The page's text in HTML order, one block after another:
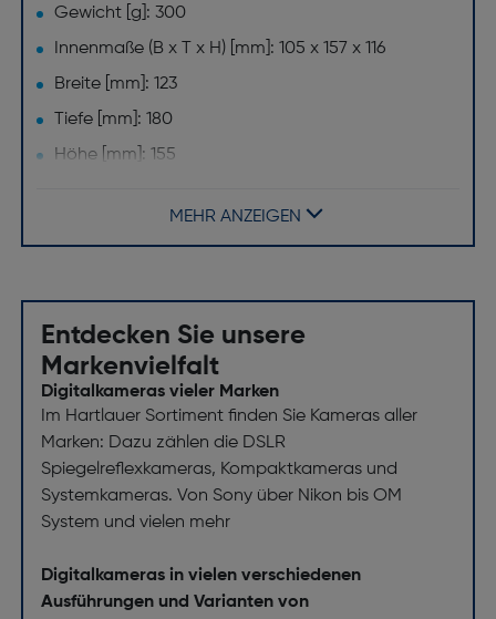
Gewicht [g]: 300
Innenmaße (B x T x H) [mm]: 105 x 157 x 116
Breite [mm]: 123
Tiefe [mm]: 180
Höhe [mm]: 155
Kompatibilität: Rebel T5i
Markenkompatibilität: Canon
Sonstige Funktionen
Tragestil: Schulterriemen
MEHR ANZEIGEN
Entdecken Sie unsere
Markenvielfalt
Digitalkameras vieler Marken
Im Hartlauer Sortiment finden Sie Kameras aller
Marken: Dazu zählen die DSLR
Spiegelreflexkameras, Kompaktkameras und
Systemkameras. Von Sony über Nikon bis OM
System und vielen mehr
Digitalkameras in vielen verschiedenen
Ausführungen und Varianten von